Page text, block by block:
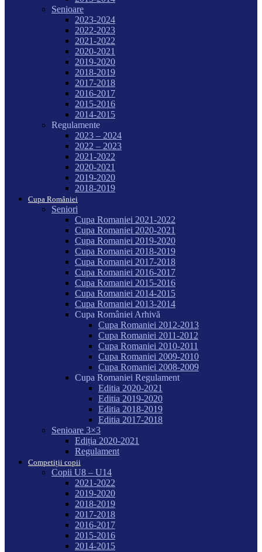
Senioare
2023-2024
2022-2023
2021-2022
2020-2021
2019-2020
2018-2019
2017-2018
2016-2017
2015-2016
2014-2015
Regulamente
2023 – 2024
2022 – 2023
2021-2022
2020-2021
2019-2020
2018-2019
Cupa României
Seniori
Cupa Romaniei 2021-2022
Cupa Romaniei 2020-2021
Cupa Romaniei 2019-2020
Cupa Romaniei 2018-2019
Cupa Romaniei 2017-2018
Cupa Romaniei 2016-2017
Cupa Romaniei 2015-2016
Cupa Romaniei 2014-2015
Cupa Romaniei 2013-2014
Cupa României Arhivă
Cupa Romaniei 2012-2013
Cupa Romaniei 2011-2012
Cupa Romaniei 2010-2011
Cupa Romaniei 2009-2010
Cupa Romaniei 2008-2009
Cupa Romaniei Regulament
Editia 2020-2021
Editia 2019-2020
Editia 2018-2019
Editia 2017-2018
Senioare 3×3
Ediția 2020-2021
Regulament
Competiții copii
Copii U8 – U14
2021-2022
2019-2020
2018-2019
2017-2018
2016-2017
2015-2016
2014-2015